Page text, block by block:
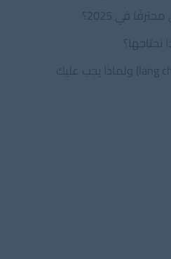
في 2025؟
نحتاجها؟
ما هي تقنية لانج تشين (lang chain) ولماذا يجب عليك